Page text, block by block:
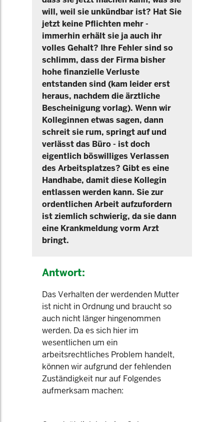
will, weil sie unkündbar ist? Hat Sie
jetzt keine Pflichten mehr -
immerhin erhält sie ja auch ihr
volles Gehalt? Ihre Fehler sind so
schlimm, dass der Firma bisher
hohe finanzielle Verluste
entstanden sind (kam leider erst
heraus, nachdem die ärztliche
Bescheinigung vorlag). Wenn wir
Kolleginnen etwas sagen, dann
schreit sie rum, springt auf und
verlässt das Büro - ist doch
eigentlich böswilliges Verlassen
des Arbeitsplatzes? Gibt es eine
Handhabe, damit diese Kollegin
entlassen werden kann. Sie zur
ordentlichen Arbeit aufzufordern
ist ziemlich schwierig, da sie dann
eine Krankmeldung vorm Arzt
bringt.
Antwort:
Das Verhalten der werdenden Mutter
ist nicht in Ordnung und braucht so
auch nicht länger hingenommen
werden. Da es sich hier im
wesentlichen um ein
arbeitsrechtliches Problem handelt,
können wir aufgrund der fehlenden
Zuständigkeit nur auf Folgendes
aufmerksam machen: